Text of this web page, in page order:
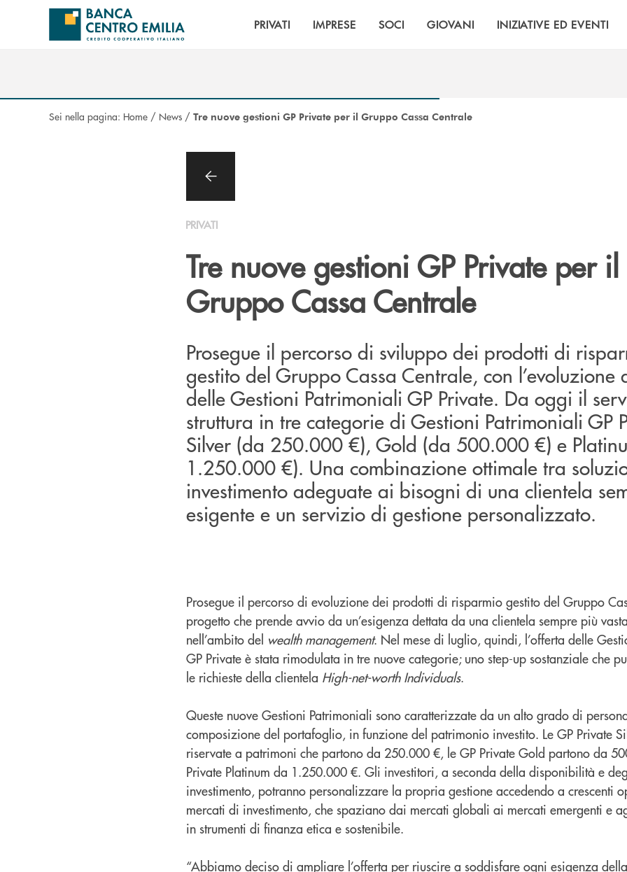
Salta al contenuto principale
PRIVATI IMPRESE SOCI GIOVANI INIZIATIVE ED EVENTI
Sei nella pagina: Home / News / Tre nuove gestioni GP Private per il Gruppo Cassa Centrale
PRIVATI
Tre nuove gestioni GP Private per il
Gruppo Cassa Centrale
Prosegue il percorso di sviluppo dei prodotti di
gestito del Gruppo Cassa Centrale, con l’evoluzione
delle Gestioni Patrimoniali GP Private. Da oggi il
struttura in tre categorie di Gestioni Patrimoniali GP
Silver (da 250.000 €), Gold (da 500.000 €) e
1.250.000 €). Una combinazione ottimale tra
investimento adeguate ai bisogni di una clientela
esigente e un servizio di gestione personalizzato.
Prosegue il percorso di evoluzione dei prodotti di risparmio gestito del Gruppo
progetto che prende avvio da un’esigenza dettata da una clientela sempre più
nell’ambito del wealth management. Nel mese di luglio, quindi, l’offerta delle
GP Private è stata rimodulata in tre nuove categorie; uno step-up sostanziale che
le richieste della clientela High-net-worth Individuals.
Queste nuove Gestioni Patrimoniali sono caratterizzate da un alto grado di
composizione del portafoglio, in funzione del patrimonio investito. Le GP Private
riservate a patrimoni che partono da 250.000 €, le GP Private Gold partono da
Private Platinum da 1.250.000 €. Gli investitori, a seconda della disponibilità e
investimento, potranno personalizzare la propria gestione accedendo a crescenti
mercati di investimento, che spaziano dai mercati globali ai mercati emergenti e
in strumenti di finanza etica e sostenibile.
“Abbiamo deciso di ampliare l’offerta per riuscire a soddisfare ogni esigenza